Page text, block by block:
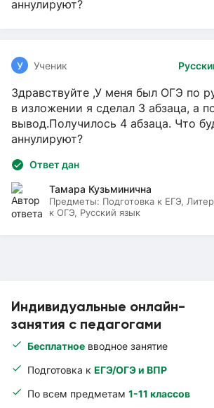
Индивидуальные онлайн-
занятия с педагогами
Бесплатное вводное занятие
Подготовка к ЕГЭ/ОГЭ и ВПР
По всем предметам 1-11 классов
аннулируют?
У Ученик
Здравствуйте ,У меня был ОГЭ по
в изложении я сделал 3 абзаца, а
вывод.Получилось 4 абзаца. Что
аннулируют?
Ответ дан
Тамара Кузьминична
Предметы: Подготовка к ЕГЭ,
к ОГЭ, Русский язык